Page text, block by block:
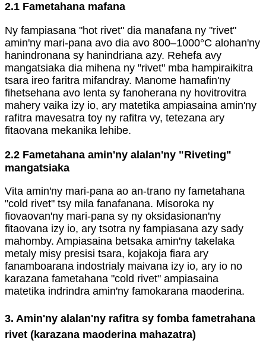
2.1 Fametahana mafana
Ny fampiasana "hot rivet" dia manafana ny "rivet"
amin'ny mari-pana avo dia avo 800–1000°C alohan'ny
hanindronana sy hanindriana azy. Rehefa avy
mangatsiaka dia mihena ny "rivet" mba hampiraikitra
tsara ireo faritra mifandray. Manome hamafin'ny
fihetsehana avo lenta sy fanoherana ny hovitrovitra
mahery vaika izy io, ary matetika ampiasaina amin'ny
rafitra mavesatra toy ny rafitra vy, tetezana ary
fitaovana mekanika lehibe.
2.2 Fametahana amin'ny alalan'ny "Riveting"
mangatsiaka
Vita amin'ny mari-pana ao an-trano ny fametahana
"cold rivet" tsy mila fanafanana. Misoroka ny
fiovaovan'ny mari-pana sy ny oksidasionan'ny
fitaovana izy io, ary tsotra ny fampiasana azy sady
mahomby. Ampiasaina betsaka amin'ny takelaka
metaly misy presisi tsara, kojakoja fiara ary
fanamboarana indostrialy maivana izy io, ary io no
karazana fametahana "cold rivet" ampiasaina
matetika indrindra amin'ny famokarana maoderina.
3. Amin'ny alalan'ny rafitra sy fomba fametrahana
rivet (karazana maoderina mahazatra)